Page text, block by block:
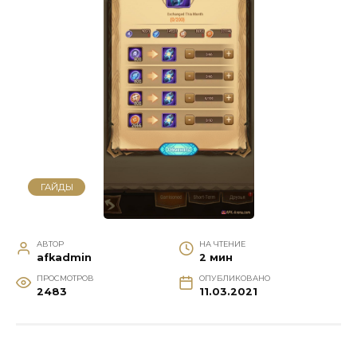
ГАЙДЫ
АВТОР
afkadmin
НА ЧТЕНИЕ
2 мин
ПРОСМОТРОВ
2483
ОПУБЛИКОВАНО
11.03.2021